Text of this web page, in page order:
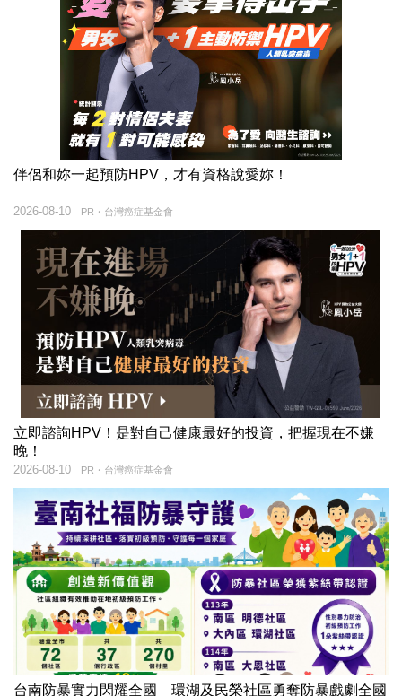
伴侶和妳一起預防HPV，才有資格說愛妳！
PR・台灣癌症基金會
2026-08-10
立即諮詢HPV！是對自己健康最好的投資，把握現在不嫌
晚！
PR・台灣癌症基金會
2026-08-10
台南防暴實力閃耀全國 環湖及民榮社區勇奪防暴戲劇全國